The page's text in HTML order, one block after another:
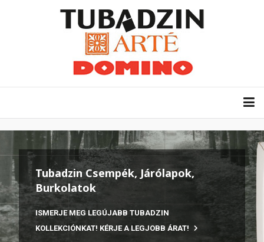
Tubadzin Csempék, Járólapok,
Burkolatok
ISMERJE MEG LEGÚJABB TUBADZIN
KOLLEKCIÓNKAT! KÉRJE A LEGJOBB ÁRAT!